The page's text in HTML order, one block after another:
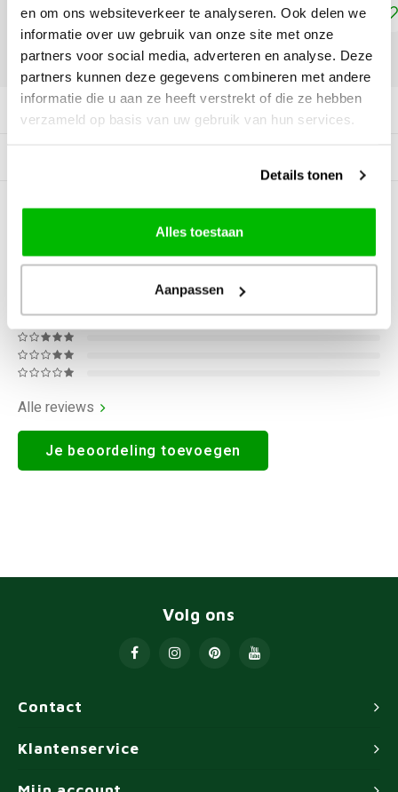
en om ons websiteverkeer te analyseren. Ook delen we
informatie over uw gebruik van onze site met onze
partners voor social media, adverteren en analyse. Deze
partners kunnen deze gegevens combineren met andere
informatie die u aan ze heeft verstrekt of die ze hebben
verzameld op basis van uw gebruik van hun services.
Details tonen
Alles toestaan
Aanpassen
Toevoegen aan winkelwagen
DELEN:
BEOORDELINGEN
0Reviews
Alle reviews
Je beoordeling toevoegen
Contact
Volg ons
Klantenservice